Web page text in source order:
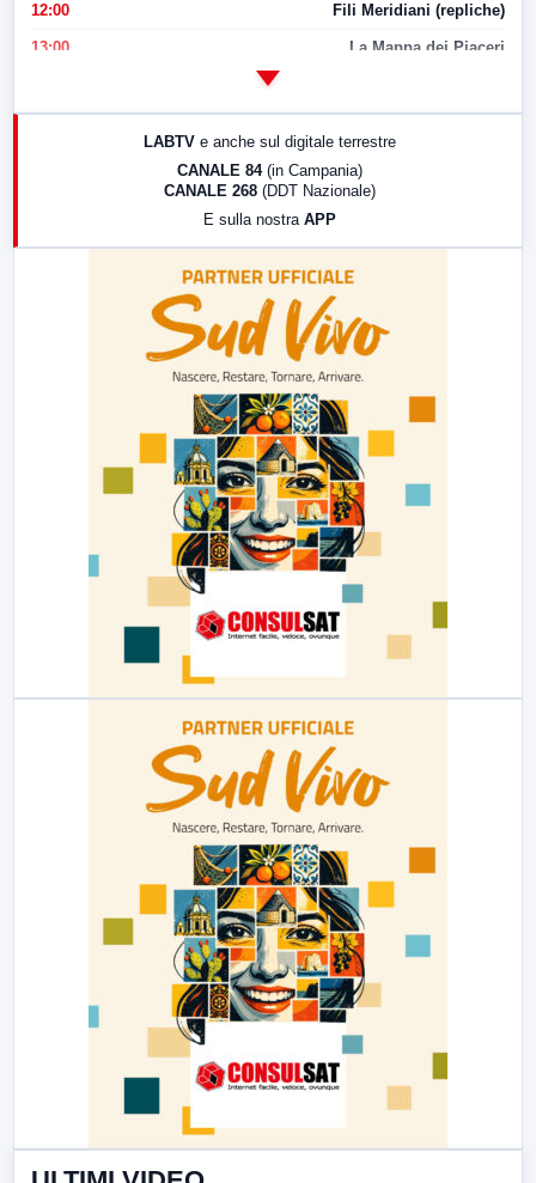
12:00 Fili Meridiani (repliche)
13:00 La Mappa dei Piaceri
LABTV e anche sul digitale terrestre
CANALE 84 (in Campania)
CANALE 268 (DDT Nazionale)
E sulla nostra APP